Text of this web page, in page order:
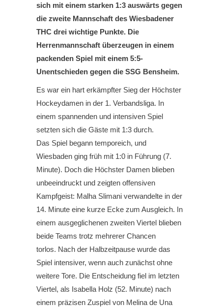
sich mit einem starken 1:3 auswärts gegen
die zweite Mannschaft des Wiesbadener
THC drei wichtige Punkte. Die
Herrenmannschaft überzeugen in einem
packenden Spiel mit einem 5:5-
Unentschieden gegen die SSG Bensheim.
Es war ein hart erkämpfter Sieg der Höchster
Hockeydamen in der 1. Verbandsliga. In
einem spannenden und intensiven Spiel
setzten sich die Gäste mit 1:3 durch.
Das Spiel begann temporeich, und
Wiesbaden ging früh mit 1:0 in Führung (7.
Minute). Doch die Höchster Damen blieben
unbeeindruckt und zeigten offensiven
Kampfgeist: Malha Slimani verwandelte in der
14. Minute eine kurze Ecke zum Ausgleich. In
einem ausgeglichenen zweiten Viertel blieben
beide Teams trotz mehrerer Chancen
torlos. Nach der Halbzeitpause wurde das
Spiel intensiver, wenn auch zunächst ohne
weitere Tore. Die Entscheidung fiel im letzten
Viertel, als Isabella Holz (52. Minute) nach
einem präzisen Zuspiel von Melina de Una